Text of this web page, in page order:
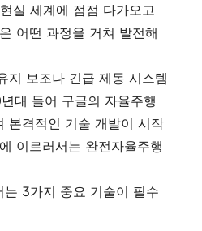
실 세계에 점점 다가오고
어떤 과정을 거쳐 발전해
지 보조나 긴급 제동 시스템
대 들어 구글의 자율주행
본격적인 기술 개발이 시작
이르러서는 완전자율주행
는 3가지 중요 기술이 필수